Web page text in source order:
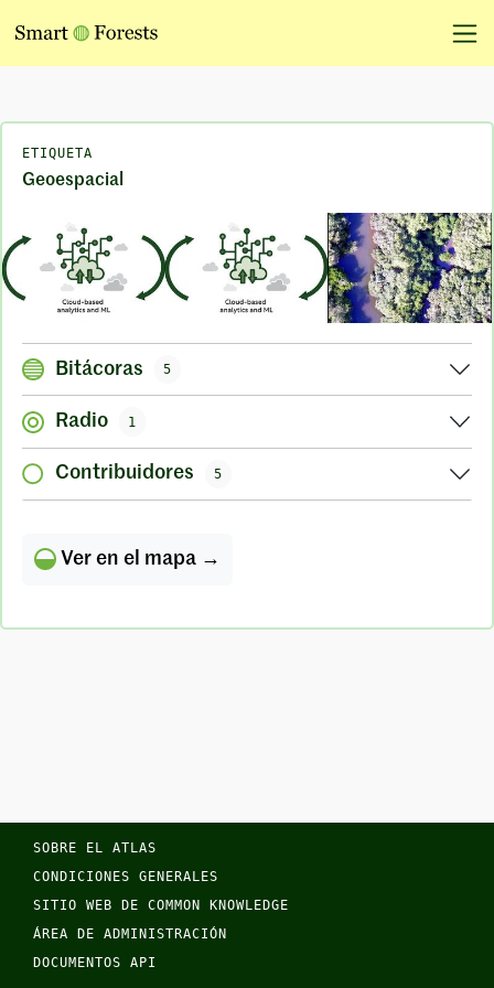
ETIQUETA
Geoespacial
Bitácoras 5
Radio 1
Contribuidores 5
Ver en el mapa →
SOBRE EL ATLAS
CONDICIONES GENERALES
SITIO WEB DE COMMON KNOWLEDGE
ÁREA DE ADMINISTRACIÓN
DOCUMENTOS API